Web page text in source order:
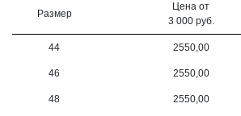
Размер
Цена от
3 000 руб.
44 2550,00
46 2550,00
48 2550,00